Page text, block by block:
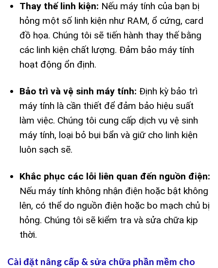
Thay thế linh kiện: Nếu máy tính của bạn bị
hỏng một số linh kiện như RAM, ổ cứng, card
đồ họa. Chúng tôi sẽ tiến hành thay thế bằng
các linh kiện chất lượng. Đảm bảo máy tính
hoạt động ổn định.
Bảo trì và vệ sinh máy tính: Định kỳ bảo trì
máy tính là cần thiết để đảm bảo hiệu suất
làm việc. Chúng tôi cung cấp dịch vụ vệ sinh
máy tính, loại bỏ bụi bẩn và giữ cho linh kiện
luôn sạch sẽ.
Khắc phục các lỗi liên quan đến nguồn điện:
Nếu máy tính không nhận điện hoặc bật không
lên, có thể do nguồn điện hoặc bo mạch chủ bị
hỏng. Chúng tôi sẽ kiểm tra và sửa chữa kịp
thời.
Cài đặt nâng cấp & sửa chữa phần mềm cho